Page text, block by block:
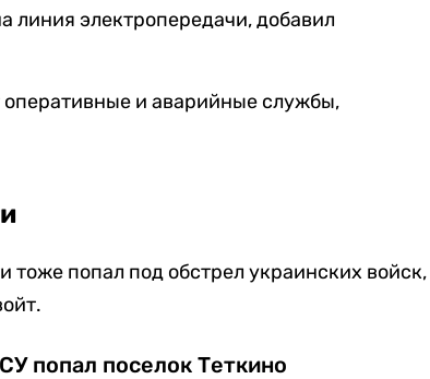
электропередачи, добавил
оперативные и аварийные службы,
тоже попал под обстрел украинских войск,
попал поселок Теткино